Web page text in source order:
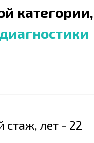
категории,
стаж, лет - 22